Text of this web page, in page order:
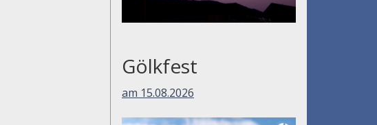
Gölkfest
am 15.08.2026